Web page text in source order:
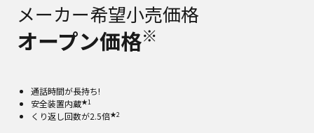
メーカー希望小売価格
オープン価格※
通話時間が長持ち!
安全装置内蔵★1
くり返し回数が2.5倍★2